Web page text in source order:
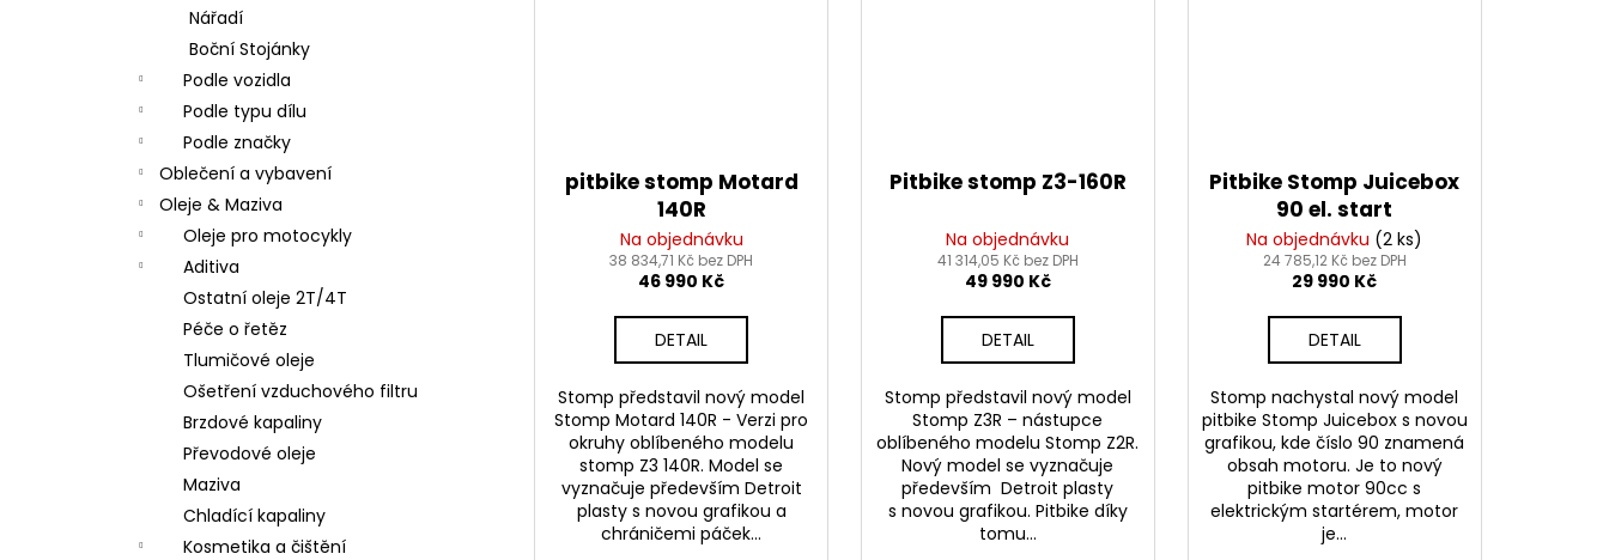
Nářadí
Boční Stojánky
Podle vozidla
Podle typu dílu
Podle značky
Oblečení a vybavení
Oleje & Maziva
Oleje pro motocykly
Aditiva
Ostatní oleje 2T/4T
Péče o řetěz
Tlumičové oleje
Ošetření vzduchového filtru
Brzdové kapaliny
Převodové oleje
Maziva
Chladící kapaliny
Kosmetika a čištění
pitbike stomp Motard
140R
Na objednávku
38 834,71 Kč bez DPH
46 990 Kč
DETAIL
Stomp představil nový model
Stomp Motard 140R - Verzi pro
okruhy oblíbeného modelu
stomp Z3 140R. Model se
vyznačuje především Detroit
plasty s novou grafikou a
chráničemi páček...
Pitbike stomp Z3-160R
Na objednávku
41 314,05 Kč bez DPH
49 990 Kč
DETAIL
Stomp představil nový model
Stomp Z3R – nástupce
oblíbeného modelu Stomp Z2R.
Nový model se vyznačuje
především Detroit plasty
s novou grafikou. Pitbike díky
tomu...
Pitbike Stomp Juicebox
90 el. start
Na objednávku (2 ks)
24 785,12 Kč bez DPH
29 990 Kč
DETAIL
Stomp nachystal nový model
pitbike Stomp Juicebox s novou
grafikou, kde číslo 90 znamená
obsah motoru. Je to nový
pitbike motor 90cc s
elektrickým startérem, motor
je...